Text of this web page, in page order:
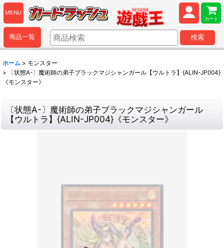
MENU
カート
商品一覧 検索
ホーム > モンスター
>
〔状態A-〕魔術師の弟子ブラックマジシャンガール【ウルトラ】{ALIN-JP004}
《モンスター》
〔状態A-〕魔術師の弟子ブラックマジシャンガール
【ウルトラ】{ALIN-JP004}《モンスター》